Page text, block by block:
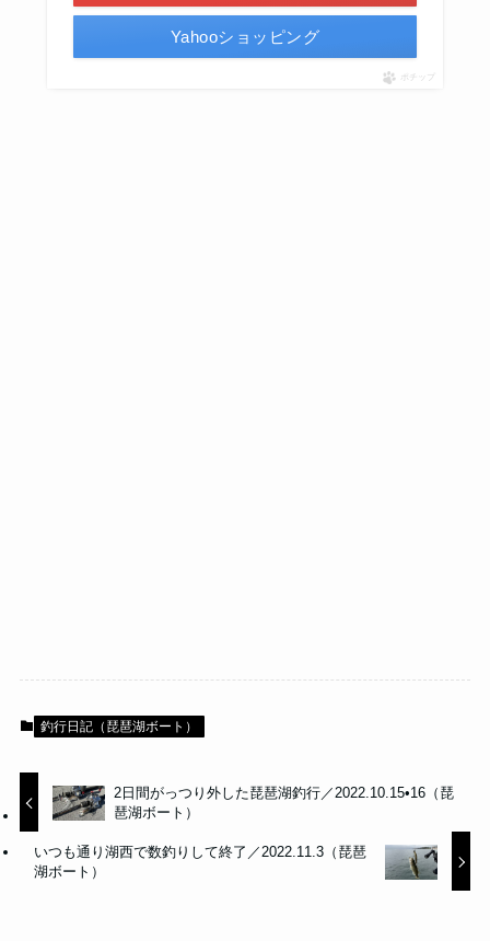
Yahooショッピング
ポチップ
釣行日記（琵琶湖ボート）
2日間がっつり外した琵琶湖釣行／2022.10.15•16（琵
琶湖ボート）
いつも通り湖西で数釣りして終了／2022.11.3（琵琶
湖ボート）